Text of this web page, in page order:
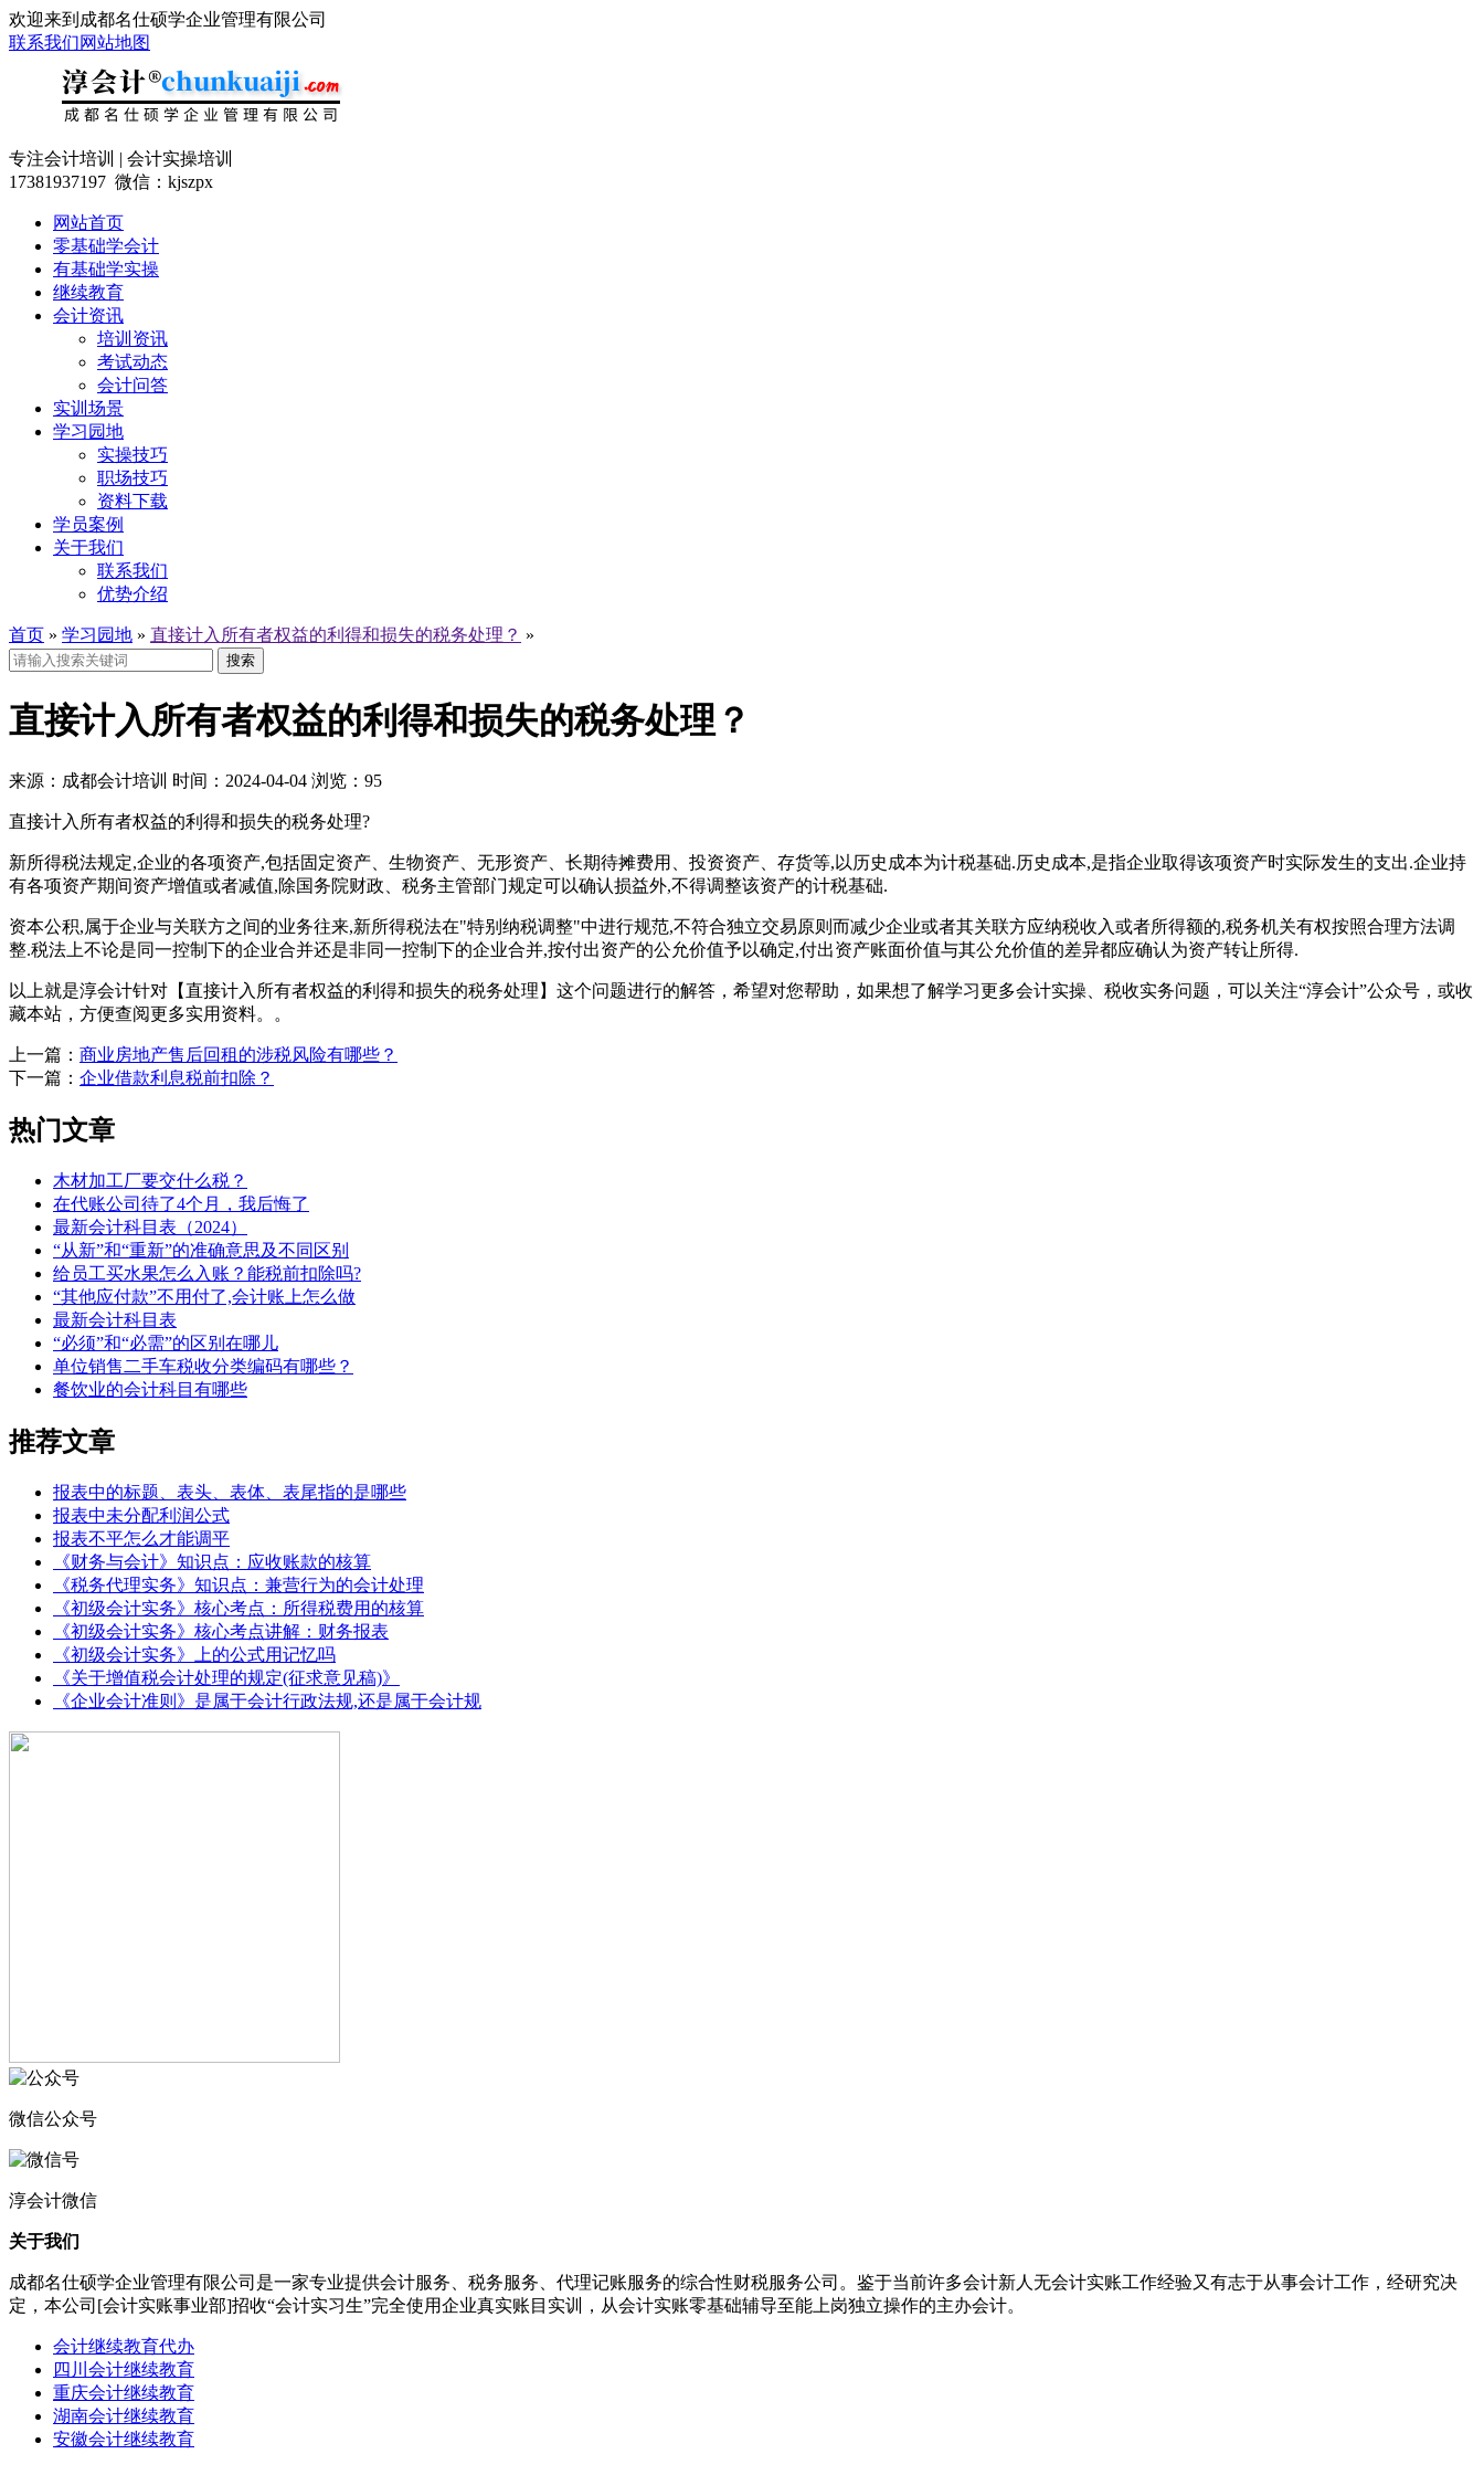
欢迎来到成都名仕硕学企业管理有限公司
联系我们网站地图
专注会计培训 | 会计实操培训
17381937197 微信：kjszpx
网站首页
零基础学会计
有基础学实操
继续教育
会计资讯
培训资讯
考试动态
会计问答
实训场景
学习园地
实操技巧
职场技巧
资料下载
学员案例
关于我们
联系我们
优势介绍
首页 » 学习园地 » 直接计入所有者权益的利得和损失的税务处理？ »
搜索
直接计入所有者权益的利得和损失的税务处理？
来源： 成都会计培训 时间： 2024-04-04 浏览： 95
直接计入所有者权益的利得和损失的税务处理?
新所得税法规定,企业的各项资产,包括固定资产、生物资产、无形资产、长期待摊费用、投资资产、存货等,以历史成本为计税基础.历史成本,是指企业取得该项资产时实际发生的支出.企业持
有各项资产期间资产增值或者减值,除国务院财政、税务主管部门规定可以确认损益外,不得调整该资产的计税基础.
资本公积,属于企业与关联方之间的业务往来,新所得税法在"特别纳税调整"中进行规范,不符合独立交易原则而减少企业或者其关联方应纳税收入或者所得额的,税务机关有权按照合理方法调
整.税法上不论是同一控制下的企业合并还是非同一控制下的企业合并,按付出资产的公允价值予以确定,付出资产账面价值与其公允价值的差异都应确认为资产转让所得.
以上就是淳会计针对【直接计入所有者权益的利得和损失的税务处理】这个问题进行的解答，希望对您帮助，如果想了解学习更多会计实操、税收实务问题，可以关注“淳会计”公众号，或收
藏本站，方便查阅更多实用资料。。
上一篇： 商业房地产售后回租的涉税风险有哪些？
下一篇： 企业借款利息税前扣除？
热门文章
木材加工厂要交什么税？
在代账公司待了4个月，我后悔了
最新会计科目表（2024）
“从新”和“重新”的准确意思及不同区别
给员工买水果怎么入账？能税前扣除吗?
“其他应付款”不用付了,会计账上怎么做
最新会计科目表
“必须”和“必需”的区别在哪儿
单位销售二手车税收分类编码有哪些？
餐饮业的会计科目有哪些
推荐文章
报表中的标题、表头、表体、表尾指的是哪些
报表中未分配利润公式
报表不平怎么才能调平
《财务与会计》知识点：应收账款的核算
《税务代理实务》知识点：兼营行为的会计处理
《初级会计实务》核心考点：所得税费用的核算
《初级会计实务》核心考点讲解：财务报表
《初级会计实务》上的公式用记忆吗
《关于增值税会计处理的规定(征求意见稿)》
《企业会计准则》是属于会计行政法规,还是属于会计规
微信公众号
淳会计微信
关于我们
成都名仕硕学企业管理有限公司是一家专业提供会计服务、税务服务、代理记账服务的综合性财税服务公司。鉴于当前许多会计新人无会计实账工作经验又有志于从事会计工作，经研究决
定，本公司[会计实账事业部]招收“会计实习生”完全使用企业真实账目实训，从会计实账零基础辅导至能上岗独立操作的主办会计。
会计继续教育代办
四川会计继续教育
重庆会计继续教育
湖南会计继续教育
安徽会计继续教育